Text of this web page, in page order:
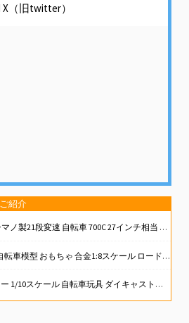
X（旧twitter）
紹介
量 クロスバイク 男女兼用 通勤 通学 旅行 街乗り マウンテンバイク 空気入れ付き、前後泥除け、ワイヤーロック、ライト、反射板、コップホルダー (ブラック)
金1:8スケール ロードバイク MTBマウンテンバイク 卓上置物 大きいサイズ (Road bike)
スケール 自転車玩具 ダイキャストバイクモデル, 黒#1